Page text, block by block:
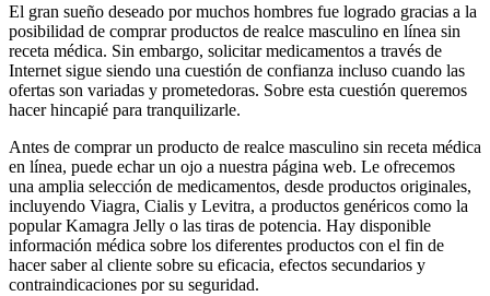
El gran sueño deseado por muchos hombres fue logrado gracias a la
posibilidad de comprar productos de realce masculino en línea sin
receta médica. Sin embargo, solicitar medicamentos a través de
Internet sigue siendo una cuestión de confianza incluso cuando las
ofertas son variadas y prometedoras. Sobre esta cuestión queremos
hacer hincapié para tranquilizarle.
Antes de comprar un producto de realce masculino sin receta médica
en línea, puede echar un ojo a nuestra página web. Le ofrecemos
una amplia selección de medicamentos, desde productos originales,
incluyendo Viagra, Cialis y Levitra, a productos genéricos como la
popular Kamagra Jelly o las tiras de potencia. Hay disponible
información médica sobre los diferentes productos con el fin de
hacer saber al cliente sobre su eficacia, efectos secundarios y
contraindicaciones por su seguridad.